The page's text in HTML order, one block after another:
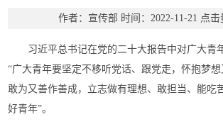
作者：宣传部 时间：2022-11-21 点击
习近平总书记在党的二十大报告中对广大青
“广大青年要坚定不移听党话、跟党走，怀抱梦
敢为又善作善成，立志做有理想、敢担当、能吃
好青年”。